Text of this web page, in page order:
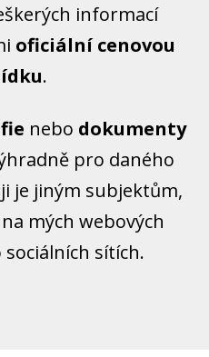
informací
oficiální cenovou
.
nebo dokumenty
pro daného
je jiným subjektům,
mých webových
sítích.